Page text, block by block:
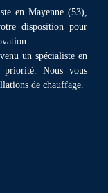
en Mayenne (53),
disposition pour
un spécialiste en
priorité. Nous vous
de chauffage.